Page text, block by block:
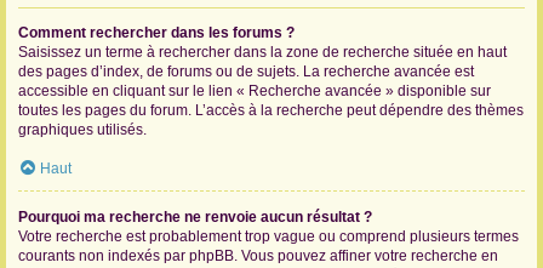
Comment rechercher dans les forums ?
Saisissez un terme à rechercher dans la zone de recherche située en haut
des pages d’index, de forums ou de sujets. La recherche avancée est
accessible en cliquant sur le lien « Recherche avancée » disponible sur
toutes les pages du forum. L’accès à la recherche peut dépendre des thèmes
graphiques utilisés.
Haut
Pourquoi ma recherche ne renvoie aucun résultat ?
Votre recherche est probablement trop vague ou comprend plusieurs termes
courants non indexés par phpBB. Vous pouvez affiner votre recherche en